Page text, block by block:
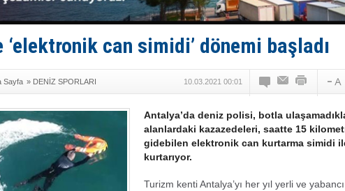
İngiliz aktivistler, gemide mahsur
FESCO, Karadeniz'de yeni sevkiyat
GİMBİRDER gemi inşa yan sanayinin
‘elektronik can simidi’ dönemi başladı
Sayfa » DENİZ SPORLARI 10.03.2021 00:01
Antalya’da deniz polisi, botla
alanlardaki kazazedeleri, saatte 15
gidebilen elektronik can kurtarma simidi
kurtarıyor.
Turizm kenti Antalya’yı her yıl yerli ve yabancı